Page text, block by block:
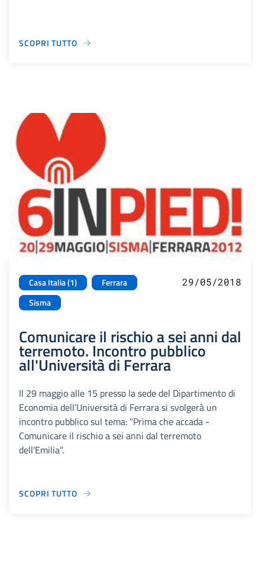
SCOPRI TUTTO
Casa Italia (1)
Ferrara
Sisma
29/05/2018
Comunicare il rischio a sei anni dal
terremoto. Incontro pubblico
all'Università di Ferrara
Il 29 maggio alle 15 presso la sede del Dipartimento di
Economia dell’Università di Ferrara si svolgerà un
incontro pubblico sul tema: "Prima che accada -
Comunicare il rischio a sei anni dal terremoto
dell'Emilia".
SCOPRI TUTTO